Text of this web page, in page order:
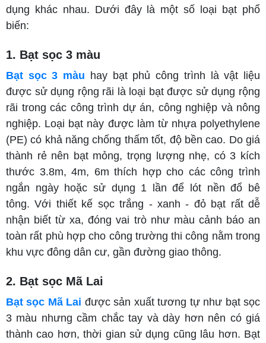
dụng khác nhau. Dưới đây là một số loại bạt phổ
biến:
1. Bạt sọc 3 màu
Bạt sọc 3 màu hay bạt phủ công trình là vật liệu
được sử dụng rộng rãi là loại bạt được sử dụng rộng
rãi trong các công trình dự án, công nghiệp và nông
nghiệp. Loại bạt này được làm từ nhựa polyethylene
(PE) có khả năng chống thấm tốt, độ bền cao. Do giá
thành rẻ nên bạt mỏng, trọng lượng nhẹ, có 3 kích
thước 3.8m, 4m, 6m thích hợp cho các công trình
ngắn ngày hoặc sử dụng 1 lần để lót nền đổ bê
tông. Với thiết kế sọc trắng - xanh - đỏ bạt rất dễ
nhận biết từ xa, đóng vai trò như màu cảnh báo an
toàn rất phù hợp cho công trường thi công nằm trong
khu vực đông dân cư, gần đường giao thông.
2. Bạt sọc Mã Lai
Bạt sọc Mã Lai được sản xuất tương tự như bạt sọc
3 màu nhưng cầm chắc tay và dày hơn nên có giá
thành cao hơn, thời gian sử dụng cũng lâu hơn. Bạt